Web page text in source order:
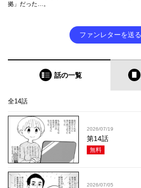
拠」だった…。
ファンレターを送る
話の一覧
全14話
2026/07/19
第14話
無料
2026/07/05